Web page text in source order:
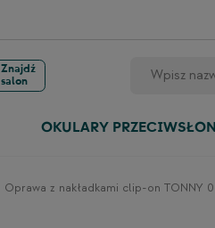
Znajdź
salon
OKULARY
Oprawa z nakładkami clip-on TONNY